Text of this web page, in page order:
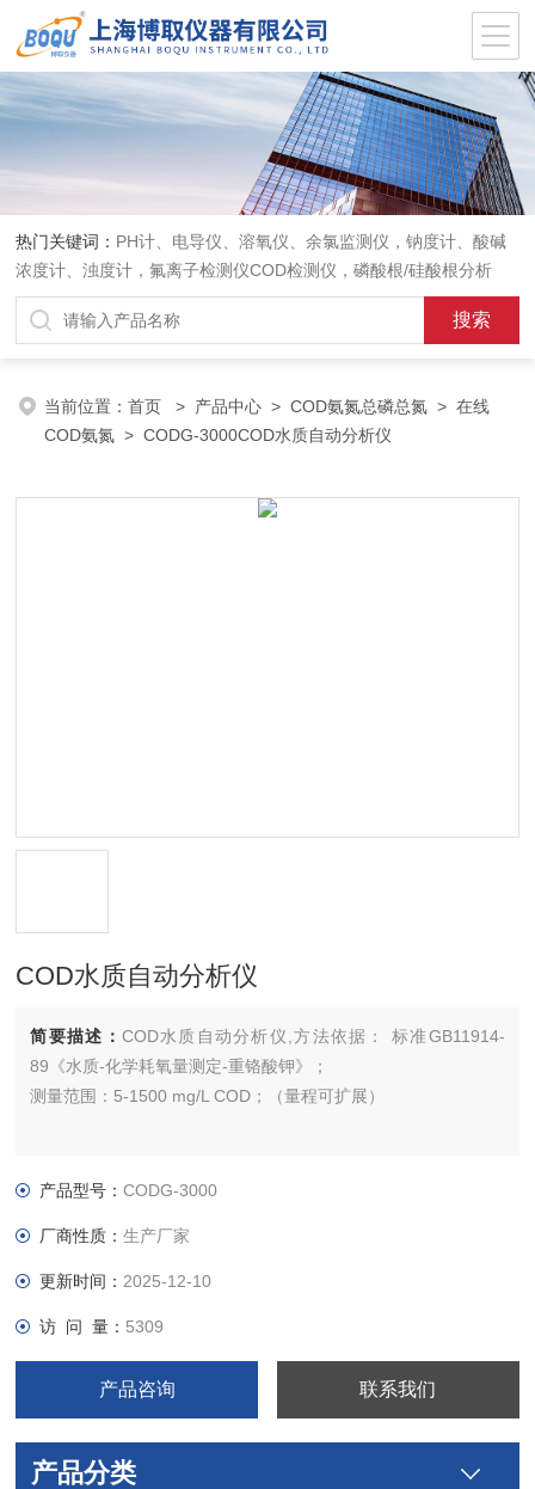
热门关键词： PH计、电导仪、溶氧仪、余氯监测仪，钠度计、酸碱
浓度计、浊度计，氟离子检测仪COD检测仪，磷酸根/硅酸根分析
仪，PH电极、溶氧电极、电导电极
当前位置：首页 > 产品中心 >COD氨氮总磷总氮 >在线
COD氨氮 > CODG-3000COD水质自动分析仪
COD水质自动分析仪
简要描述： COD水质自动分析仪,方法依据： 标准GB11914-
89《水质-化学耗氧量测定-重铬酸钾》；
测量范围：5-1500 mg/L COD；（量程可扩展）
产品型号：CODG-3000
厂商性质：生产厂家
更新时间： 2025-12-10
访 问 量： 5309
产品咨询 联系我们
产品分类